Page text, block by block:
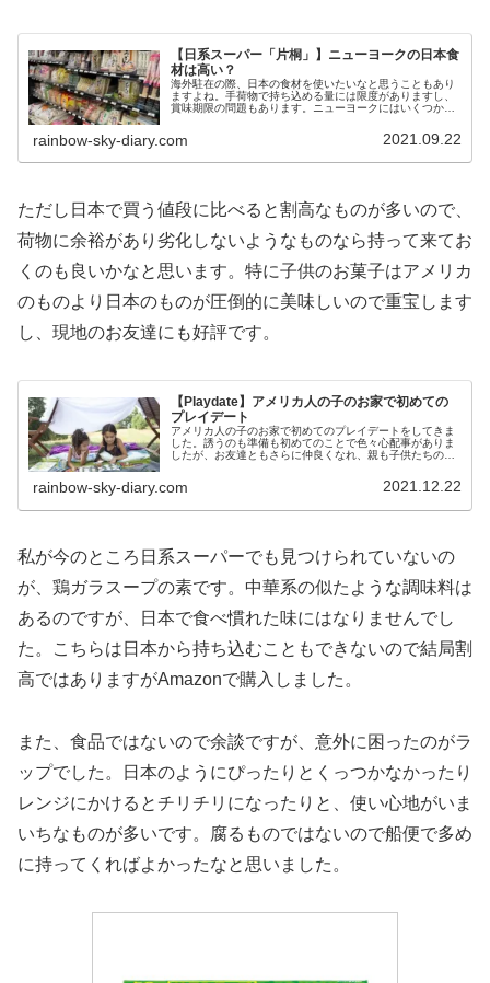
【日系スーパー「片桐」】ニューヨークの日本食
材は高い？
海外駐在の際、日本の食材を使いたいなと思うこともあり
ますよね。手荷物で持ち込める量には限度がありますし、
賞味期限の問題もあります。ニューヨークにはいくつかの
rainbow-sky-diary.com 2021.09.22
ただし日本で買う値段に比べると割高なものが多いので、
荷物に余裕があり劣化しないようなものなら持って来てお
くのも良いかなと思います。特に子供のお菓子はアメリカ
のものより日本のものが圧倒的に美味しいので重宝します
し、現地のお友達にも好評です。
【Playdate】アメリカ人の子のお家で初めての
プレイデート
アメリカ人の子のお家で初めてのプレイデートをしてきま
した。誘うのも準備も初めてのことで色々心配事がありま
したが、お友達ともさらに仲良くなれ、親も子供たちの状
rainbow-sky-diary.com 2021.12.22
私が今のところ日系スーパーでも見つけられていないの
が、鶏ガラスープの素です。中華系の似たような調味料は
あるのですが、日本で食べ慣れた味にはなりませんでし
た。こちらは日本から持ち込むこともできないので結局割
高ではありますがAmazonで購入しました。
また、食品ではないので余談ですが、意外に困ったのがラ
ップでした。日本のようにぴったりとくっつかなかったり
レンジにかけるとチリチリになったりと、使い心地がいま
いちなものが多いです。腐るものではないので船便で多め
に持ってくればよかったなと思いました。